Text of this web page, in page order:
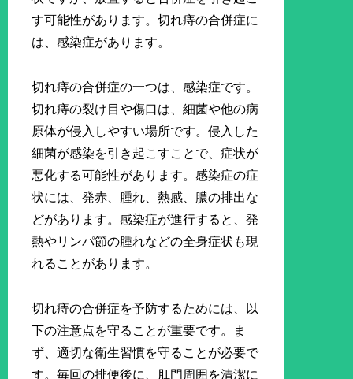
す可能性があります。切れ痔の合併症に
は、感染症があります。
切れ痔の合併症の一つは、感染症です。
切れ痔の裂け目や傷口は、細菌や他の病
原体が侵入しやすい場所です。侵入した
細菌が感染を引き起こすことで、症状が
悪化する可能性があります。感染症の症
状には、発赤、腫れ、熱感、膿の排出な
どがあります。感染症が進行すると、発
熱やリンパ節の腫れなどの全身症状も現
れることがあります。
切れ痔の合併症を予防するためには、以
下の注意点を守ることが重要です。ま
ず、適切な衛生習慣を守ることが必要で
す。毎回の排便後に、肛門周囲を清潔に